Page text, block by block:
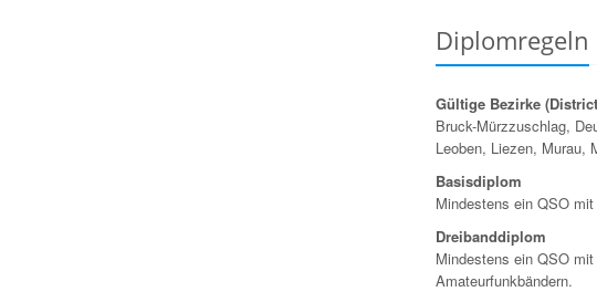
Diplomregeln
Gültige Bezirke
Bruck-Mürzzuschlag,
Leoben, Liezen, Murau,
Basisdiplom
Mindestens ein QSO
Dreibanddiplom
Mindestens ein QSO
Amateurfunkbändern.